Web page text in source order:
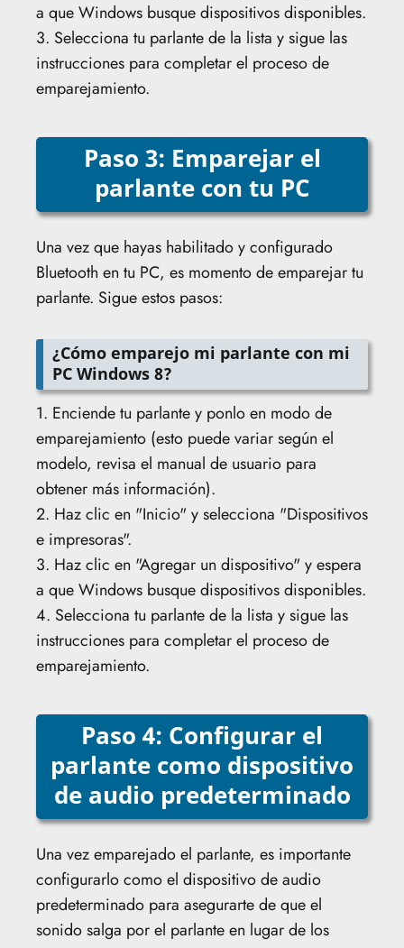
a que Windows busque dispositivos disponibles.
3. Selecciona tu parlante de la lista y sigue las
instrucciones para completar el proceso de
emparejamiento.
Paso 3: Emparejar el
parlante con tu PC
Una vez que hayas habilitado y configurado
Bluetooth en tu PC, es momento de emparejar tu
parlante. Sigue estos pasos:
¿Cómo emparejo mi parlante con mi
PC Windows 8?
1. Enciende tu parlante y ponlo en modo de
emparejamiento (esto puede variar según el
modelo, revisa el manual de usuario para
obtener más información).
2. Haz clic en "Inicio" y selecciona "Dispositivos
e impresoras".
3. Haz clic en "Agregar un dispositivo" y espera
a que Windows busque dispositivos disponibles.
4. Selecciona tu parlante de la lista y sigue las
instrucciones para completar el proceso de
emparejamiento.
Paso 4: Configurar el
parlante como dispositivo
de audio predeterminado
Una vez emparejado el parlante, es importante
configurarlo como el dispositivo de audio
predeterminado para asegurarte de que el
sonido salga por el parlante en lugar de los